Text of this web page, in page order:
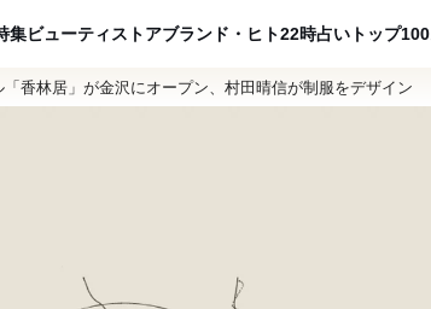
集ビューティ ストアブランド・ヒト22時占い トップ100
香林居」が金沢にオープン、村田晴信が制服をデザイン